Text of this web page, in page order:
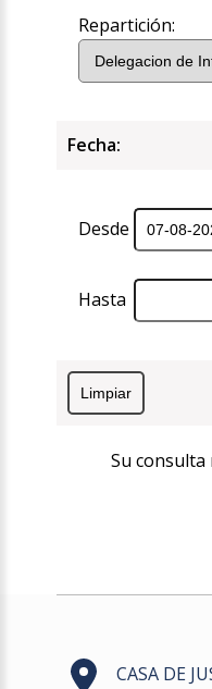
Repartición:
Fecha:
Desde
Hasta
Su
CASA DE